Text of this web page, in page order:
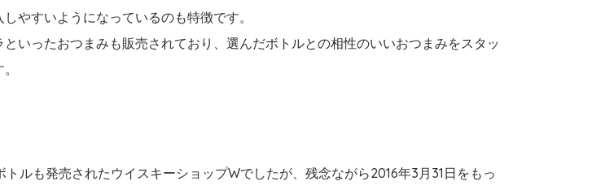
やすいようになっているのも特徴です。
いったおつまみも販売されており、選んだボトルとの相性のいいおつまみをスタッ
ルも発売されたウイスキーショップWでしたが、残念ながら2016年3月31日をもっ